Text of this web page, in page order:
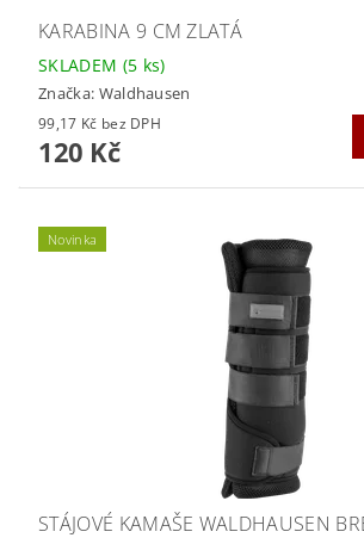
KARABINA 9 CM ZLATÁ
SKLADEM (5 ks)
Značka: Waldhausen
99,17 Kč bez DPH
120 Kč
Novinka
STÁJOVÉ KAMAŠE WALDHAUSEN